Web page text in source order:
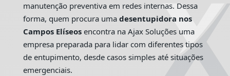
manutenção preventiva em redes internas. Dessa
forma, quem procura uma desentupidora nos
Campos Elíseosencontra na Ajax Soluções uma
empresa preparada para lidar com diferentes tipos
de entupimento, desde casos simples até situações
emergenciais.